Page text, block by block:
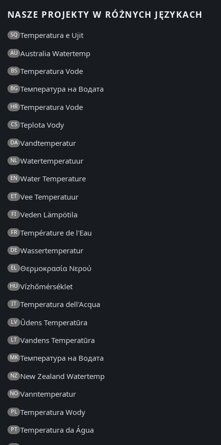
NASZE PROJEKTY W RÓŻNYCH JĘZYKACH
SQ Temperatura e Ujit
AU Australia Watertemp
BS Temperatura Vode
BG Температура на Водата
HR Temperatura Vode
CS Teplota Vody
DA Vandtemperatur
NL Watertemperatuur
EN Water Temperature
ET Vee Temperatuur
FI Veden Lämpötila
FR Température de l'Eau
DE Wassertemperatur
EL Θερμοκρασία Νερού
HU Vízhőmérséklet
IT Temperatura dell'Acqua
LV Ūdens Temperatūra
LT Vandens Temperatūra
MK Температура на Водата
NZ New Zealand Watertemp
NO Vanntemperatur
PL Temperatura Wody
PT Temperatura da Água